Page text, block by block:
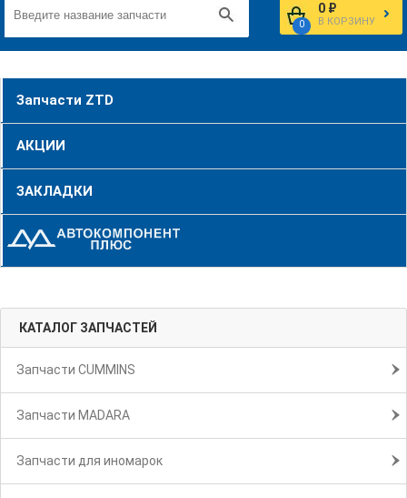
0
0 ₽
В КОРЗИНУ
Запчасти ZTD
АКЦИИ
ЗАКЛАДКИ
КАТАЛОГ ЗАПЧАСТЕЙ
Запчасти CUMMINS
Запчасти MADARA
Запчасти для иномарок